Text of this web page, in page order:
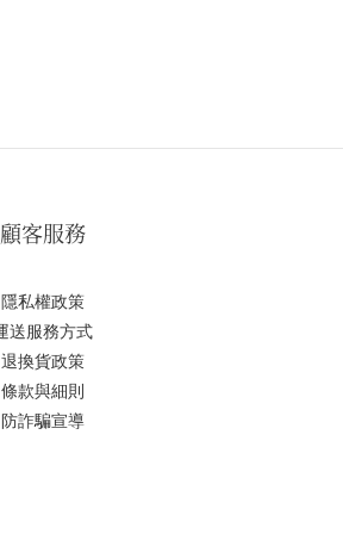
顧客服務
隱私權政策
送服務方式
退換貨政策
條款與細則
防詐騙宣導